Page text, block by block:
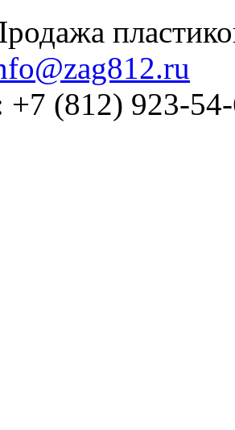
+7 (812) 923-